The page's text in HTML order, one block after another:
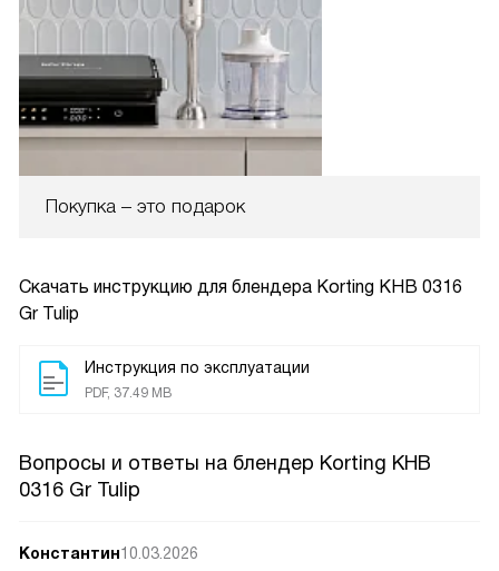
Покупка – это подарок
Скачать инструкцию для блендера Korting KHB 0316
Gr Tulip
Инструкция по эксплуатации
PDF, 37.49 MB
Вопросы и ответы на блендер Korting KHB
0316 Gr Tulip
Константин10.03.2026